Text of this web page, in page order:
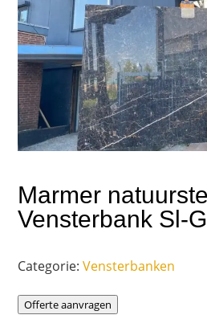
Marmer
Vensterbank Sl-
Categorie: Vensterbanken
Offerte aanvragen